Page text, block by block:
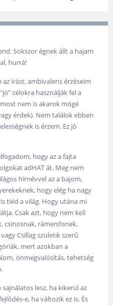
Sokszor égnek állt a hajam
hurrá!
írást, ambivalens érzéseim
célokra használják fel a
nem is akarok mögé
érdek). Nem találok ebben
is érzem. Ez jó
hogy az a fajta
adHAT át. Meg nem
hírnévvel az a bajom,
hogy elég ha nagy
tiéd a világ. Hogy utána mi
Csak azt, hogy nem kell
csinosnak, rámenősnek,
Csillag születik szerű
mert azokban a
önmegvalósítás, tehetség
lesz, ha kikerül az
e, ha változik ez is. És